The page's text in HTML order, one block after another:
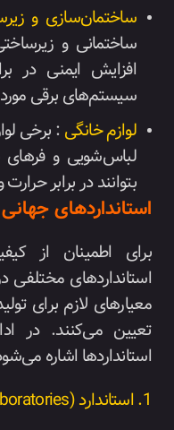
ساختمان‌سازی و
ساختمانی و
افزایش ایمنی در
سیستم‌های برقی مورد
لوازم خانگی : برخی
لباس‌شویی و فرهای
بتوانند در برابر
استانداردهای
برای اطمینان از
استانداردهای
معیارهای لازم برای
تعیین می‌کنند. در
استانداردها اشاره
1. استاندارد UL (Underwriters Laboratories)